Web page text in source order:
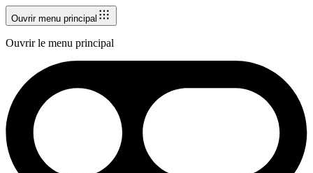
Ouvrir menu principal
Ouvrir le menu principal